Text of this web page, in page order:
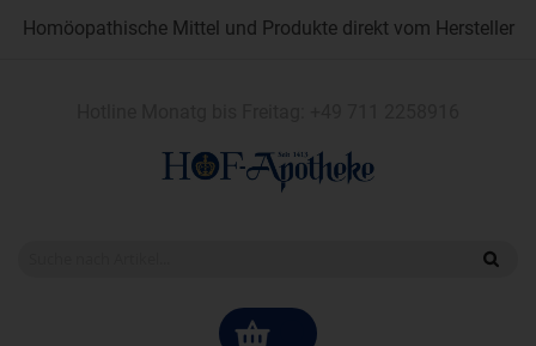
Homöopathische Mittel und Produkte direkt vom Hersteller